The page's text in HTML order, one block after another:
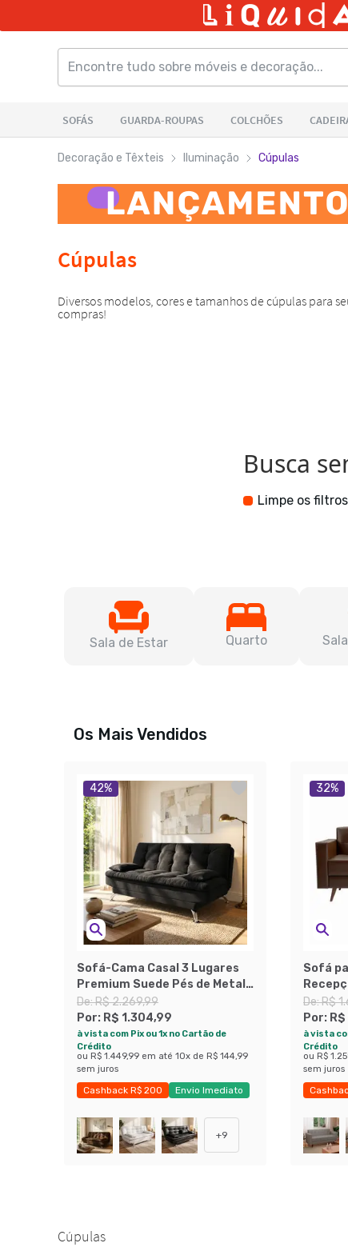
Decoração e Têxteis Iluminação Cúpulas
Busca
Limpe os
Sala de Estar Quarto
Os Mais Vendidos
42%
Sofá-Cama Casal 3 Lugares
Premium Suede Pés de Metal
Preto
De:R$ 2.269,99
Por: R$ 1.304,99
à vista com Pix ou 1x no Cartão de
Crédito
ou R$ 1.449,99 em até 10x de R$ 144,99
sem juros
Cashback R$ 200
Envio Imediato
+9
32%
Sofá
De:R$
Por:
à vista
Crédito
ou R$
sem juros